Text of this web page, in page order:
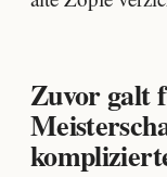
Zuvor galt